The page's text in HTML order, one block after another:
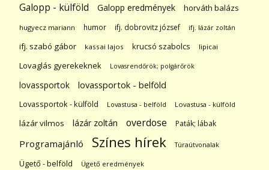
Galopp - külföld Galopp eredmények horváth balázs
hugyecz mariann humor ifj. dobrovitz józsef ifj. lázár zoltán
ifj. szabó gábor kassai lajos krucsó szabolcs lipicai
Lovaglás gyerekeknek Lovasrendőrök; polgárőrök
lovassportok lovassportok - belföld
Lovassportok - külföld Lovastusa - belföld Lovastusa - külföld
lázár vilmos lázár zoltán overdose Paták; lábak
Programajánló Színes hírek Túraútvonalak
Ügető - belföld Ügető eredmények